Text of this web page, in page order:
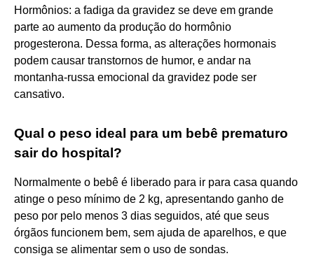
Hormônios: a fadiga da gravidez se deve em grande
parte ao aumento da produção do hormônio
progesterona. Dessa forma, as alterações hormonais
podem causar transtornos de humor, e andar na
montanha-russa emocional da gravidez pode ser
cansativo.
Qual o peso ideal para um bebê prematuro
sair do hospital?
Normalmente o bebê é liberado para ir para casa quando
atinge o peso mínimo de 2 kg, apresentando ganho de
peso por pelo menos 3 dias seguidos, até que seus
órgãos funcionem bem, sem ajuda de aparelhos, e que
consiga se alimentar sem o uso de sondas.